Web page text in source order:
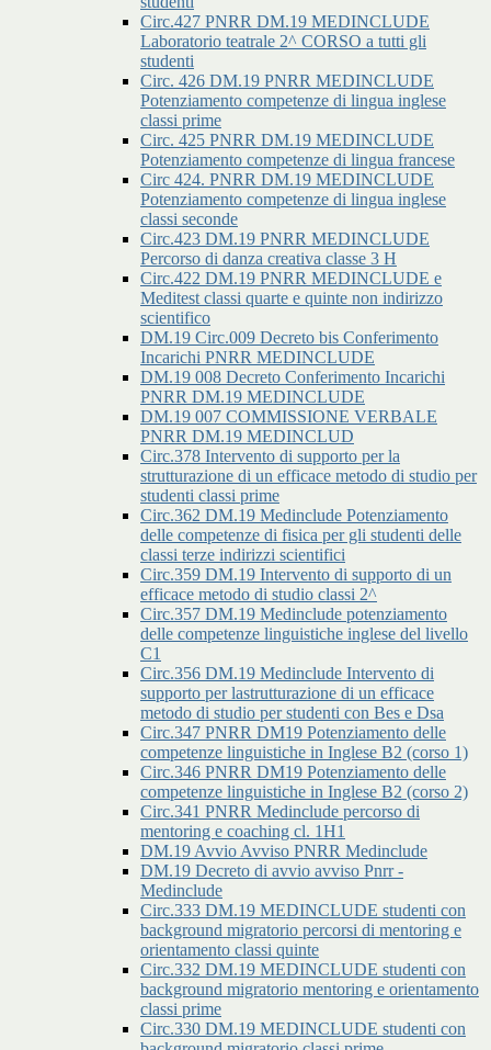
Circ.427 PNRR DM.19 MEDINCLUDE
Laboratorio teatrale 2^ CORSO a tutti gli
studenti
Circ. 426 DM.19 PNRR MEDINCLUDE
Potenziamento competenze di lingua inglese
classi prime
Circ. 425 PNRR DM.19 MEDINCLUDE
Potenziamento competenze di lingua francese
Circ 424. PNRR DM.19 MEDINCLUDE
Potenziamento competenze di lingua inglese
classi seconde
Circ.423 DM.19 PNRR MEDINCLUDE
Percorso di danza creativa classe 3 H
Circ.422 DM.19 PNRR MEDINCLUDE e
Meditest classi quarte e quinte non indirizzo
scientifico
DM.19 Circ.009 Decreto bis Conferimento
Incarichi PNRR MEDINCLUDE
DM.19 008 Decreto Conferimento Incarichi
PNRR DM.19 MEDINCLUDE
DM.19 007 COMMISSIONE VERBALE
PNRR DM.19 MEDINCLUD
Circ.378 Intervento di supporto per la
strutturazione di un efficace metodo di studio per
studenti classi prime
Circ.362 DM.19 Medinclude Potenziamento
delle competenze di fisica per gli studenti delle
classi terze indirizzi scientifici
Circ.359 DM.19 Intervento di supporto di un
efficace metodo di studio classi 2^
Circ.357 DM.19 Medinclude potenziamento
delle competenze linguistiche inglese del livello
C1
Circ.356 DM.19 Medinclude Intervento di
supporto per lastrutturazione di un efficace
metodo di studio per studenti con Bes e Dsa
Circ.347 PNRR DM19 Potenziamento delle
competenze linguistiche in Inglese B2 (corso 1)
Circ.346 PNRR DM19 Potenziamento delle
competenze linguistiche in Inglese B2 (corso 2)
Circ.341 PNRR Medinclude percorso di
mentoring e coaching cl. 1H1
DM.19 Avvio Avviso PNRR Medinclude
DM.19 Decreto di avvio avviso Pnrr -
Medinclude
Circ.333 DM.19 MEDINCLUDE studenti con
background migratorio percorsi di mentoring e
orientamento classi quinte
Circ.332 DM.19 MEDINCLUDE studenti con
background migratorio mentoring e orientamento
classi prime
Circ.330 DM.19 MEDINCLUDE studenti con